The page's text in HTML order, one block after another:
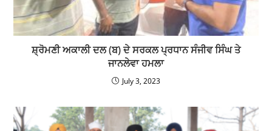
ਸ਼੍ਰੋਮਣੀ ਅਕਾਲੀ ਦਲ (ਬ) ਦੇ ਸਰਕਲ ਪ੍ਰਧਾਨ ਸੰਜੀਵ ਸਿੰਘ ਤੇ
ਜਾਨਲੇਵਾ ਹਮਲਾ
July 3, 2023